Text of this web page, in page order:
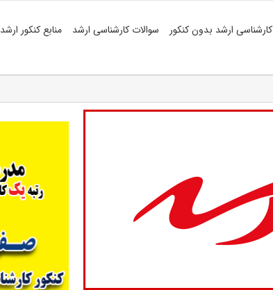
کارشناسی ارشد بدون کنکور سوالات کارشناسی ارشد منابع کنکور ارشد